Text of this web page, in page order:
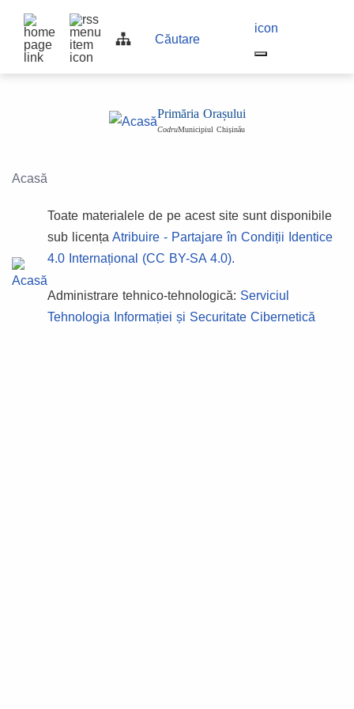
Top
bar
navigation
Navigation
other
Căutare
Navigation
other
icon
Primăria Orașului
CodruMunicipiul Chișinău
Acasă
Toate materialele de pe acest site sunt disponibile
sub licența Atribuire - Partajare în Condiții Identice
4.0 Internațional (CC BY-SA 4.0).
Administrare tehnico-tehnologică: Serviciul
Tehnologia Informației și Securitate Cibernetică